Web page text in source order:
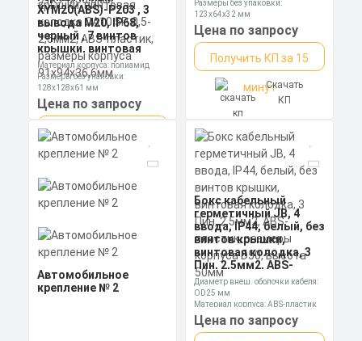
XYM20(ABS)-P203 , 3
вывода М20, IP68,
черный , 7 винтов
крышки, винтовая
колодка CA10 5P, 0,5-
2,5мм2, ABS-пластик,
размеры корпуса
91х94х36,6мм
Материал корпуса: полиамид
Размеры без упаковки:
128х128х61 мм
Степень пылевлагозащиты: IP55
Цена по запросу
Получить КП за 15
минутСкачать
размеры корпуса
85х100х28,3мм
Размеры без упаковки:
123х64х32 мм
Степень пылевлагозащиты: IP68
Цена по запросу
Получить КП за 15
минутСкачать
КП
Автомобильное
крепление № 2
Бокс кабельный
герметичный JB, 4
ввода, IP44, белый, без
винтов крышки,
винтовая колодка, 3
Пин, 2,5мм2, ABS-
пластик, размеры
корпуса D50, высота
50мм
Диаметр внеш. оболочки кабеля:
OD25 мм
Материал корпуса: ABS-пластик
Размеры без упаковки: 80*50 мм
Цена по запросу